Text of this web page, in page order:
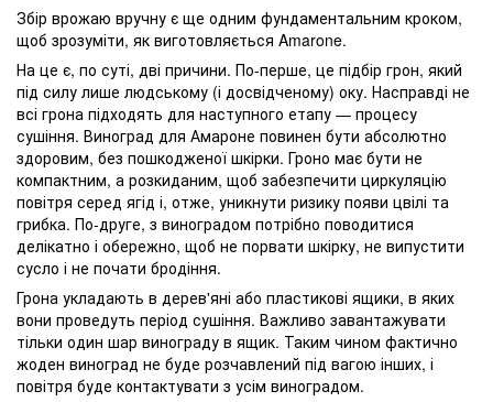
Збір врожаю вручну є ще одним фундаментальним кроком,
щоб зрозуміти, як виготовляється Amarone.
На це є, по суті, дві причини. По-перше, це підбір грон, який
під силу лише людському (і досвідченому) оку. Насправді не
всі грона підходять для наступного етапу — процесу
сушіння. Виноград для Амароне повинен бути абсолютно
здоровим, без пошкодженої шкірки. Гроно має бути не
компактним, а розкиданим, щоб забезпечити циркуляцію
повітря серед ягід і, отже, уникнути ризику появи цвілі та
грибка. По-друге, з виноградом потрібно поводитися
делікатно і обережно, щоб не порвати шкірку, не випустити
сусло і не почати бродіння.
Грона укладають в дерев'яні або пластикові ящики, в яких
вони проведуть період сушіння. Важливо завантажувати
тільки один шар винограду в ящик. Таким чином фактично
жоден виноград не буде розчавлений під вагою інших, і
повітря буде контактувати з усім виноградом.